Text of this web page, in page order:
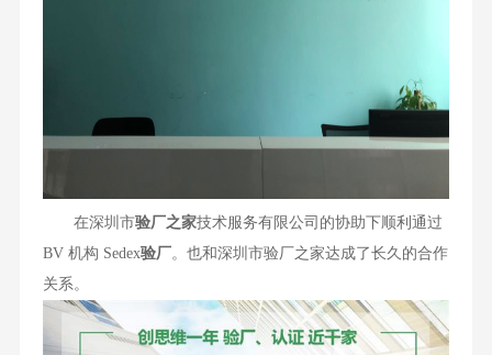
在深圳市验厂之家技术服务有限公司的协助下顺利通过
BV 机构 Sedex验厂。也和深圳市验厂之家达成了长久的合作
关系。